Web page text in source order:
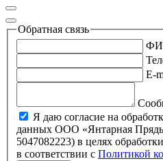
Обратная связь
E-
Я даю согласие на
данных ООО «Янтарная
5047082223) в целях обработки запроса и обратной связи,
в соответствии с Политикой